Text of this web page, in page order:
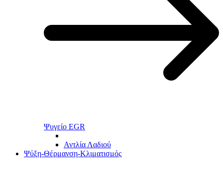
Ψυγείο EGR
Αντλία Λαδιού
Ψύξη-Θέρμανση-Κλιματισμός